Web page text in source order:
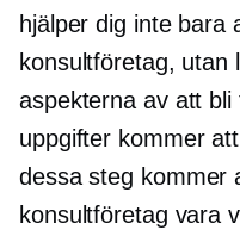
hjälper dig inte bara
konsultföretag, utan
aspekterna av att
uppgifter kommer
dessa steg kommer
konsultföretag vara